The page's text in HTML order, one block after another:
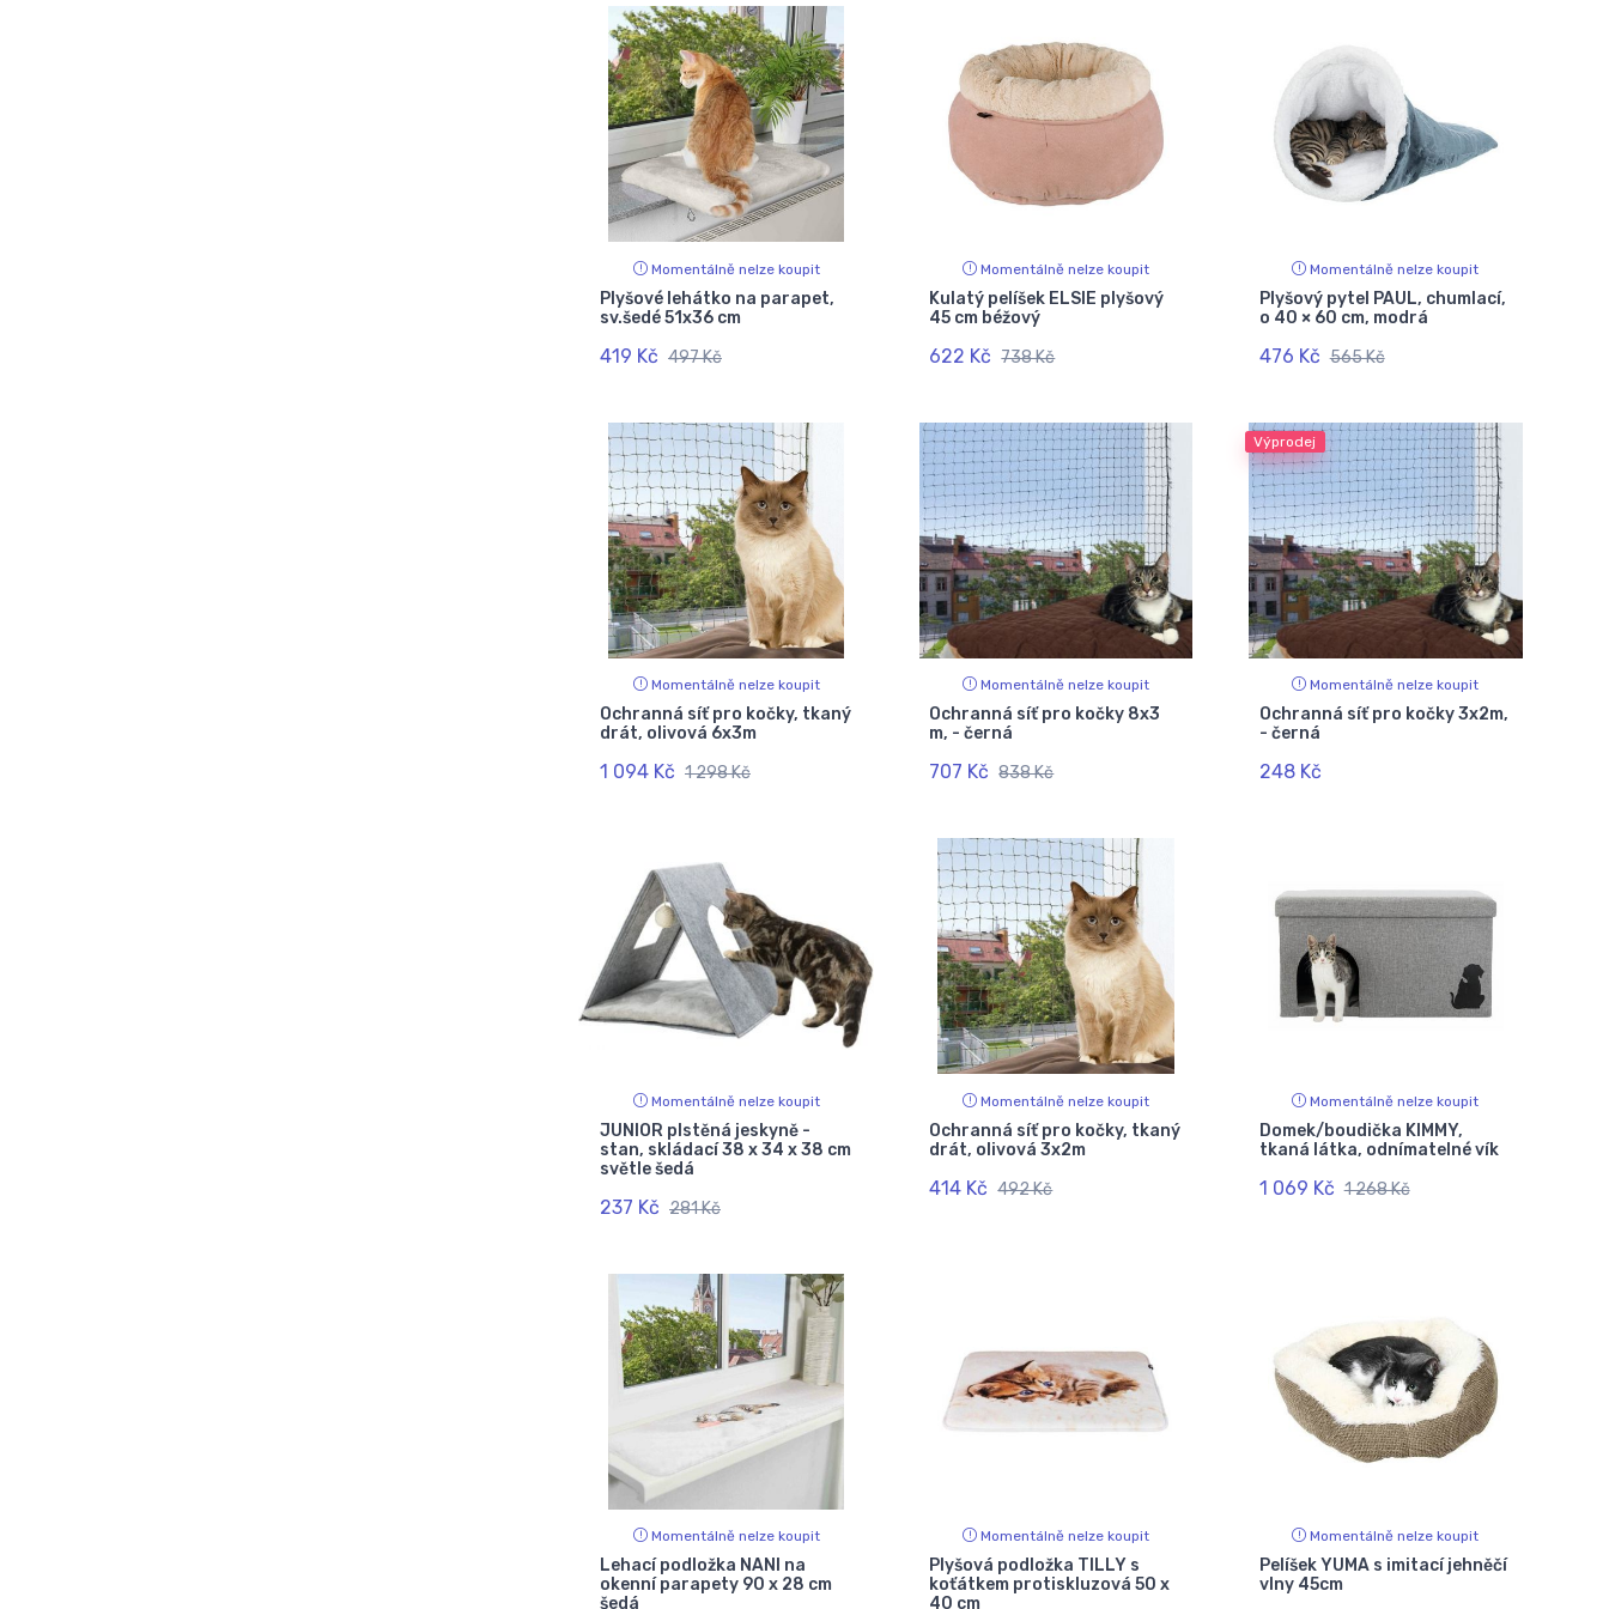
Momentálně nelze koupit
Plyšové lehátko na parapet,
sv.šedé 51x36 cm
419 Kč 497 Kč
Momentálně nelze koupit
Kulatý pelíšek ELSIE plyšový
45 cm béžový
622 Kč 738 Kč
Momentálně nelze koupit
Plyšový pytel PAUL, chumlací,
o 40 × 60 cm, modrá
476 Kč 565 Kč
Momentálně nelze koupit
Ochranná síť pro kočky, tkaný
drát, olivová 6x3m
1 094 Kč 1 298 Kč
Momentálně nelze koupit
Ochranná síť pro kočky 8x3
m, - černá
707 Kč 838 Kč
Výprodej
Momentálně nelze koupit
Ochranná síť pro kočky 3x2m,
- černá
248 Kč
Momentálně nelze koupit
JUNIOR plstěná jeskyně -
stan, skládací 38 x 34 x 38 cm
světle šedá
237 Kč 281 Kč
Momentálně nelze koupit
Ochranná síť pro kočky, tkaný
drát, olivová 3x2m
414 Kč 492 Kč
Momentálně nelze koupit
Domek/boudička KIMMY,
tkaná látka, odnímatelné vík
1 069 Kč 1 268 Kč
Momentálně nelze koupit
Lehací podložka NANI na
okenní parapety 90 x 28 cm
šedá
Momentálně nelze koupit
Plyšová podložka TILLY s
koťátkem protiskluzová 50 x
40 cm
Momentálně nelze koupit
Pelíšek YUMA s imitací jehněčí
vlny 45cm